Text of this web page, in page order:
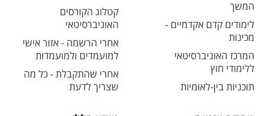
המשך
לימודים קדם אקדמיים -
מכינות
המרכז האוניברסיטאי
ללימודי חוץ
תוכניות בין-לאומיות
קטלוג הקורסים
האוניברסיטאי
אחרי הרשמה - אזור אישי
למועמדים ולמועמדות
אחרי שהתקבלת - כל מה
שצריך לדעת